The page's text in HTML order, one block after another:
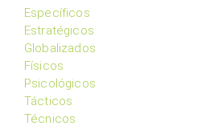
Específicos
Estratégicos
Globalizados
Físicos
Psicológicos
Tácticos
Técnicos